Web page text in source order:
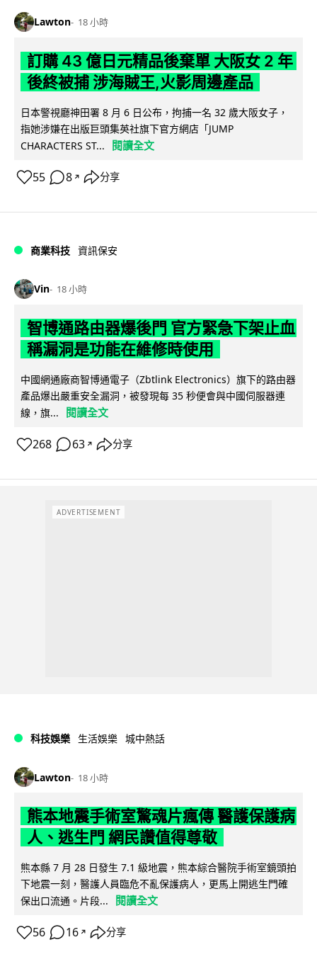
Lawton 18 小時
訂購 43 億日元精品後棄單 大阪女 2 年
後終被捕 涉海賊王,火影周邊產品
日本警視廳神田署 8 月 6 日公布，拘捕一名 32 歲大阪女子，
指她涉嫌在出版巨頭集英社旗下官方網店「JUMP
CHARACTERS ST...
閱讀全文
55 8 ↗ 分享
商業科技 資訊保安
Vin 18 小時
智博通路由器爆後門 官方緊急下架止血
稱漏洞是功能在維修時使用
中國網通廠商智博通電子（Zbtlink Electronics）旗下的路由器
產品爆出嚴重安全漏洞，被發現每 35 秒便會與中國伺服器連
線，旗...
閱讀全文
268 63 ↗ 分享
ADVERTISEMENT
科技娛樂 生活娛樂 城中熱話
Lawton 18 小時
熊本地震手術室驚魂片瘋傳 醫護保護病
人、逃生門 網民讚值得尊敬
熊本縣 7 月 28 日發生 7.1 級地震，熊本綜合醫院手術室鏡頭拍
下地震一刻，醫護人員臨危不亂保護病人，更馬上開逃生門確
保出口流通。片段...
閱讀全文
56 16 ↗ 分享